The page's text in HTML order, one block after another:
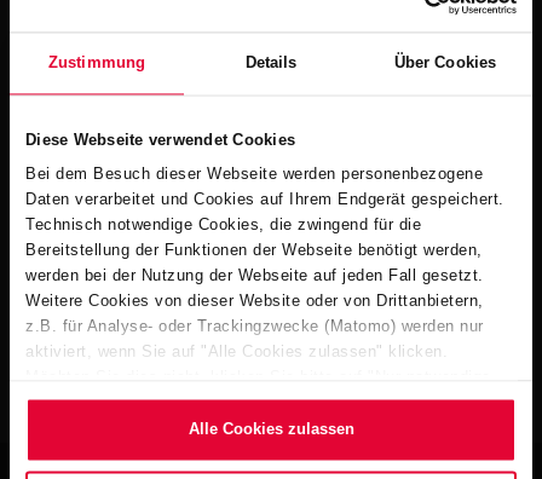
Zustimmung Details Über Cookies
Diese Webseite verwendet Cookies
Bei dem Besuch dieser Webseite werden personenbezogene
Daten verarbeitet und Cookies auf Ihrem Endgerät gespeichert.
Technisch notwendige Cookies, die zwingend für die
Bereitstellung der Funktionen der Webseite benötigt werden,
werden bei der Nutzung der Webseite auf jeden Fall gesetzt.
Weitere Cookies von dieser Website oder von Drittanbietern,
z.B. für Analyse- oder Trackingzwecke (Matomo) werden nur
aktiviert, wenn Sie auf "Alle Cookies zulassen" klicken.
Cookies verwenden". Mehr dazu (einschließlich der Möglichkeit,
die Einwilligungserklärung zu ändern oder zu widerrufen)
Alle Cookies zulassen
Filesize: 173 KB | Fileformat: pdf